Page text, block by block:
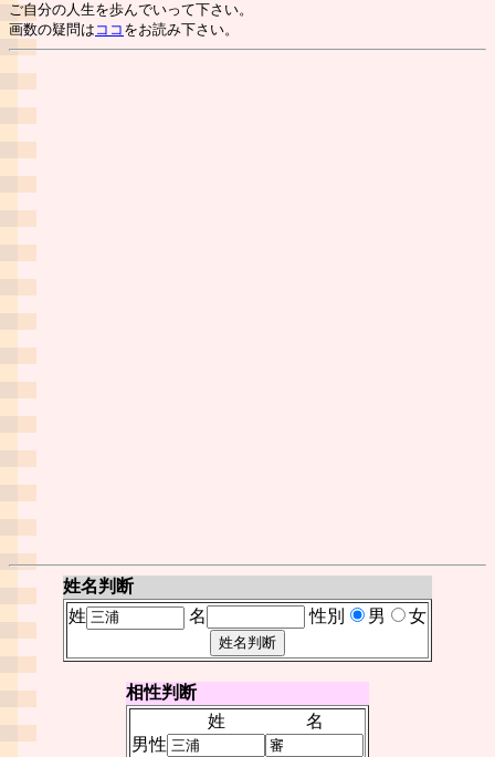
ご自分の人生を歩んでいって下さい。
画数の疑問は ココ をお読み下さい。
姓名判断
姓
名 性別 男 女
相性判断
姓
名
男性